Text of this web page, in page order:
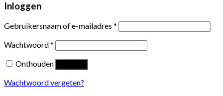
Inloggen
Gebruikersnaam of e-mailadres *
Wachtwoord*
Onthouden
Wachtwoord vergeten?